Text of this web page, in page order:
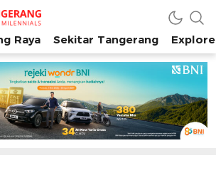
Tangerang Raya
Raya Sekitar Tangerang